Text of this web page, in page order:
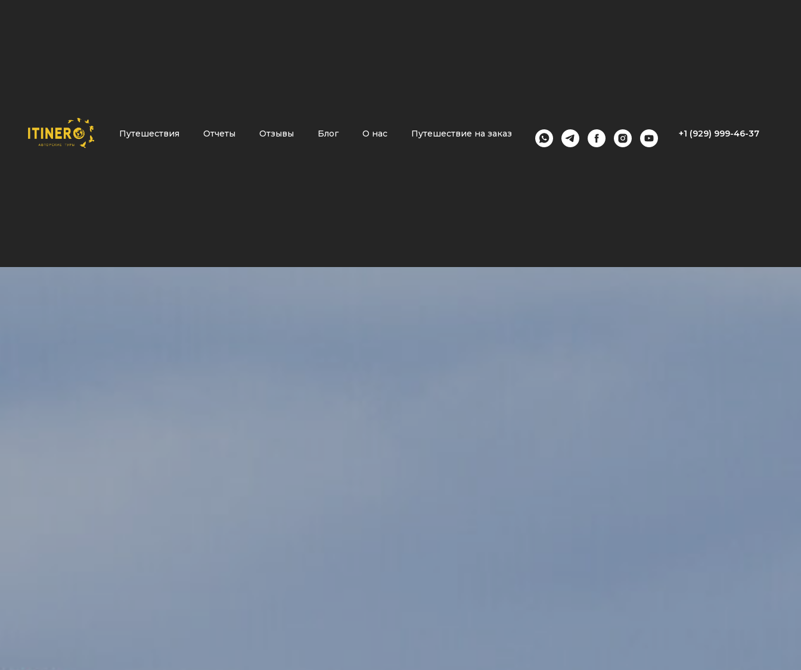
Путешествия Отчеты Отзывы Блог О нас Путешествие на заказ +1 (929) 999-46-37